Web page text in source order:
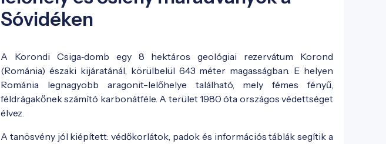
Sóvidéken
A Korondi Csiga‑domb egy 8 hektáros geológiai rezervátum Korond
(Románia) északi kijáratánál, körülbelül 643 méter magasságban. E helyen
Románia legnagyobb aragonit-lelőhelye található, mely fémes fényű,
féldrágakőnek számító karbonátféle. A terület 1980 óta országos védettséget
élvez.
A tanösvény jól kiépített: védőkorlátok, padok és információs táblák segítik a